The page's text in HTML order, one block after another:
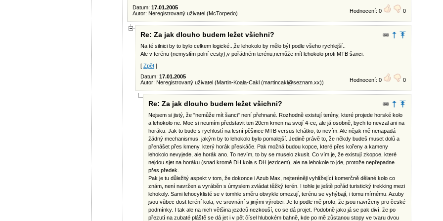
Datum: 17.01.2005
Autor: Neregistrovaný uživatel (McTorpedo)
Hodnocení: 0 0
Re: Za jak dlouho budem ležet všichni?
Na té silnici by to bylo celkem logické..,že lehokolo by mělo být podle všeho rychlejší..
Ale v terénu (nemyslím polní cesty),v pořádném terénu,nemůže mít lehokolo proti MTB šanci.
[ Zpět ]
Datum: 17.01.2005
Autor: Neregistrovaný uživatel (Martin-Koala-Cakl (martincakl@seznam.xx)) Hodnocení: 0 0
Re: Za jak dlouho budem ležet všichni?
Nejsem si jistý, že "nemůže mít šanci" není přehnané. Rozhodně existují terény, které projede horské kolo
a lehokolo ne. Moc si neumím představit ten 20cm kmen na svojí 4-ce, ale já osobně, bych to nevzal ani na
horáku. Jak to bude s rychlostí na lesní pěšince MTB versus lehátko, to nevím. Ale nějak mě nenapadá
žádný mechanismus, jakým by to lehokolo bylo pomalejší. Jedině právě to, že někdy budeš muset dolů a
přenášet přes kmeny, který horák přeskáče. Pak možná budou kopce, které přes kořeny a kameny
lehokolo nevyjede, ale horák ano. To nevím, to by se muselo zkusit. Co vím je, že existují zkopce, které
nejdou sjet na horáku (snad kromě DH kola s DH jezdcem), ale na lehokole to jde, protože nepřepadne
přes předek.
Pak je tu důležitý aspekt v tom, že dokonce i Azub Max, nejteréněji vyhlížející komerčně dělané kolo co
znám, není navržen a vyráběn s úmyslem zvládat těžký terén. I tohle je ještě pořád turistický trekking mezi
lehokoly. Sami lehocyklisté se v tomhle směru obvykle omezují, terénu se vyhýbají, i tomu mírnému. Azuby
jsou vůbec dost teréní kola, ve srovnání s jinými výrobci. Je to podle mě proto, že jsou navrženy pro české
podmínky. I tak ale na nich většina jezdců nezkouší, co se dá projet. Podobně jako já se pak diví, že po
přezutí na zubaté pláště se dá jet i v pět čísel hlubokém bahně, kde po mě zůstanou stopy ve tvaru dvou